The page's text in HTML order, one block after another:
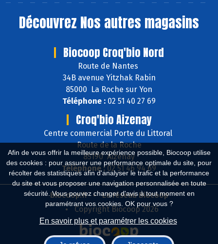
Afin de vous offrir la meilleure expérience possible, Biocoop utilise
des cookies : pour assurer une performance optimale du site, pour
récolter des statistiques afin d'analyser le trafic et la performance
du site et vous proposer une navigation personnalisée en toute
sécurité. Vous pouvez changer d'avis à tout moment en
paramétrant vos cookies. OK pour vous ?
En savoir plus et paramétrer les cookies
Découvrez Nos autres magasins
Biocoop Croq'bio Nord
Route de Nantes
34B avenue Yitzhak Rabin
85000 La Roche sur Yon
Téléphone : 02 51 40 27 69
Croq'bio Aizenay
Centre commercial Porte du Littoral
Route de la Roche
85190 Aizenay
Téléphone :02 51 46 94 69
Biocoop.fr
Le réseau Biocoop
Copyright Biocoop 2026